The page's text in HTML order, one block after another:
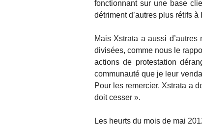
fonctionnant sur une base
détriment d’autres plus rétifs à
Mais Xstrata a aussi
divisées, comme nous le
actions de protestation
communauté que je leur
Pour les remercier, Xstrata a
doit cesser ».
Les heurts du mois de mai